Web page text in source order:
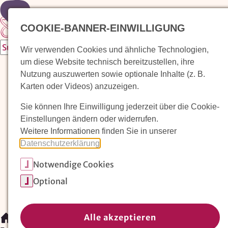
Zur Startseite
Waldorfkindergarten finden
Pädagogischer Ansatz
Arbeit im Waldorfkindergarten
Unser Verein
Magazin: Erziehungskunst frühe Kindheit
Waldorfkindergarten finden/
COOKIE-BANNER-EINWILLIGUNG
Wir verwenden Cookies und ähnliche Technologien,
um diese Website technisch bereitzustellen, ihre
Nutzung auszuwerten sowie optionale Inhalte (z. B.
Karten oder Videos) anzuzeigen.
Sie können Ihre Einwilligung jederzeit über die Cookie-
Einstellungen ändern oder widerrufen.
Weitere Informationen finden Sie in unserer
Datenschutzerklärung
Notwendige Cookies
Optional
Alle akzeptieren